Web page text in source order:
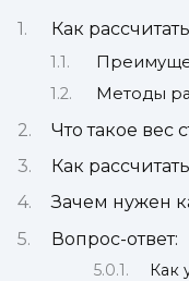
Как
Методы
Что такое вес
Как
Зачем нужен
Вопрос-ответ:
Как